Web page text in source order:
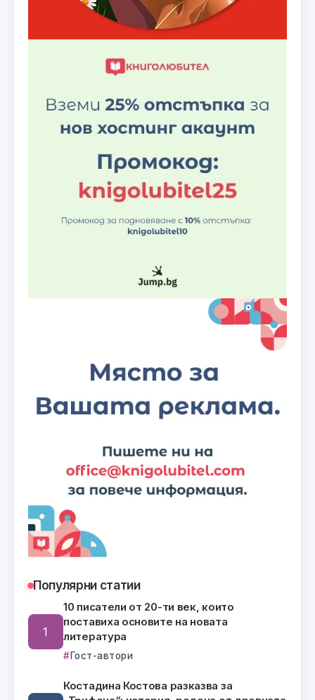
Популярни статии
10 писатели от 20-ти век, които
поставиха основите на новата
литература
Гост-автори
Костадина Костова разказва за